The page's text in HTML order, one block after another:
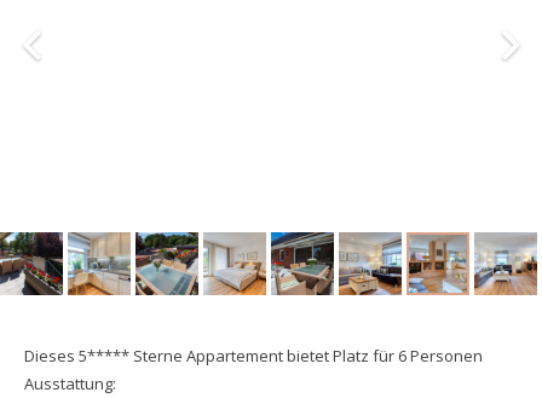
Dieses 5***** Sterne Appartement bietet Platz für 6 Personen
Ausstattung: